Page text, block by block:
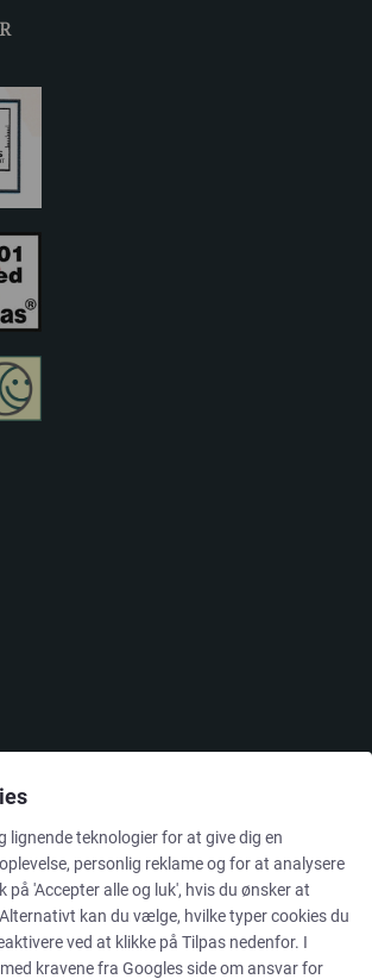
lignende teknologier for at give dig en
personlig reklame og for at analysere
på 'Accepter alle og luk', hvis du ønsker at
kan du vælge, hvilke typer cookies du
ved at klikke på Tilpas nedenfor. I
kravene fra Googles side om ansvar for